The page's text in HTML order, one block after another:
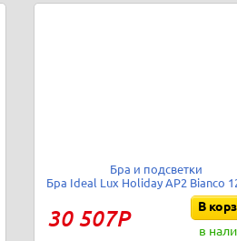
Бра и подсветки
Бра Ideal Lux Holiday AP2 Bianco
30 507Р
В
в